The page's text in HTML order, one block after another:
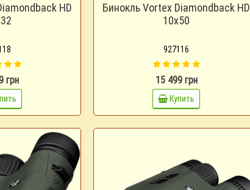
HD
грн
Бинокль Vortex Diamondback HD
10x50
927116
15 499 грн
Купить